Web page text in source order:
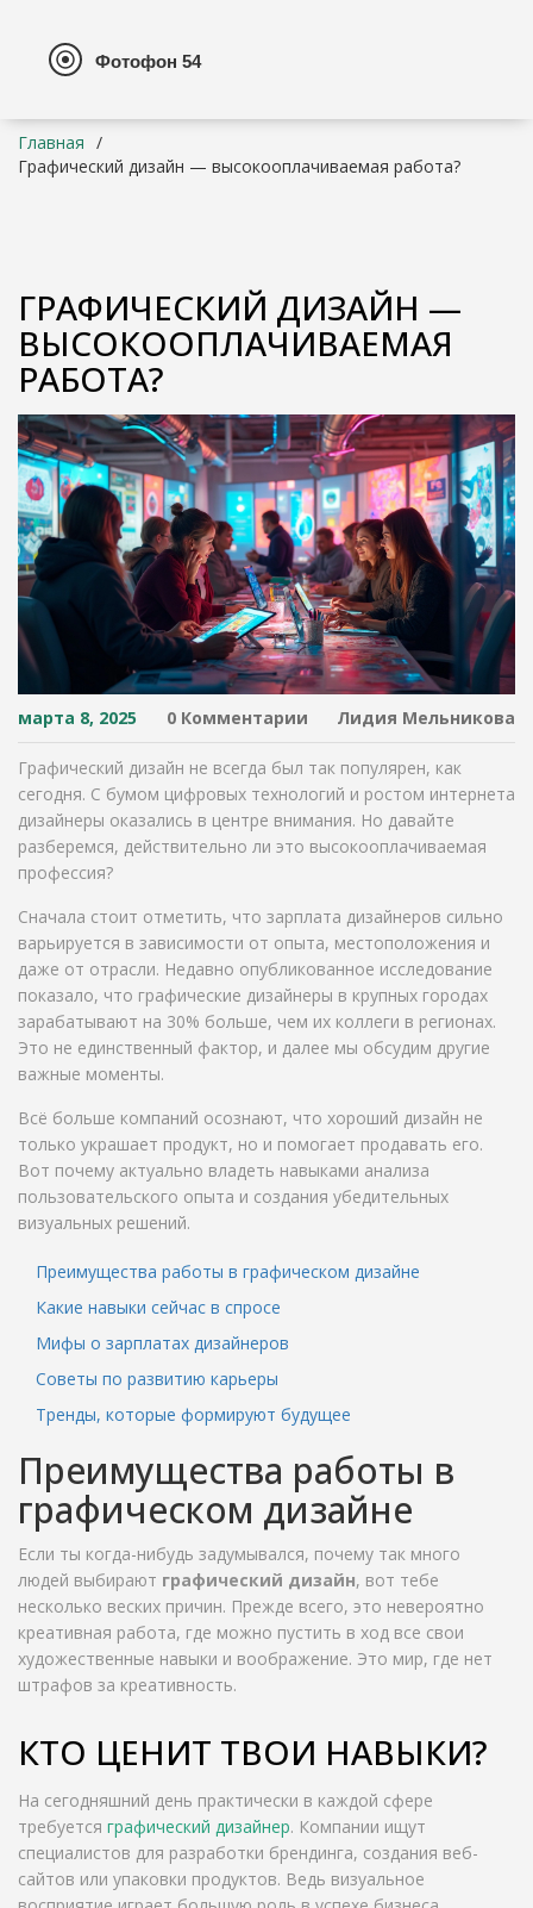
Главная
Графический дизайн — высокооплачиваемая работа?
ГРАФИЧЕСКИЙ ДИЗАЙН —
ВЫСОКООПЛАЧИВАЕМАЯ
РАБОТА?
марта 8, 2025 0 Комментарии Лидия Мельникова
Графический дизайн не всегда был так популярен, как
сегодня. С бумом цифровых технологий и ростом интернета
дизайнеры оказались в центре внимания. Но давайте
разберемся, действительно ли это высокооплачиваемая
профессия?
Сначала стоит отметить, что зарплата дизайнеров сильно
варьируется в зависимости от опыта, местоположения и
даже от отрасли. Недавно опубликованное исследование
показало, что графические дизайнеры в крупных городах
зарабатывают на 30% больше, чем их коллеги в регионах.
Это не единственный фактор, и далее мы обсудим другие
важные моменты.
Всё больше компаний осознают, что хороший дизайн не
только украшает продукт, но и помогает продавать его.
Вот почему актуально владеть навыками анализа
пользовательского опыта и создания убедительных
визуальных решений.
Преимущества работы в графическом дизайне
Какие навыки сейчас в спросе
Мифы о зарплатах дизайнеров
Советы по развитию карьеры
Тренды, которые формируют будущее
Преимущества работы в
графическом дизайне
Если ты когда-нибудь задумывался, почему так много
людей выбирают графический дизайн, вот тебе
несколько веских причин. Прежде всего, это невероятно
креативная работа, где можно пустить в ход все свои
художественные навыки и воображение. Это мир, где нет
штрафов за креативность.
КТО ЦЕНИТ ТВОИ НАВЫКИ?
На сегодняшний день практически в каждой сфере
требуется графический дизайнер. Компании ищут
специалистов для разработки брендинга, создания веб-
сайтов или упаковки продуктов. Ведь визуальное